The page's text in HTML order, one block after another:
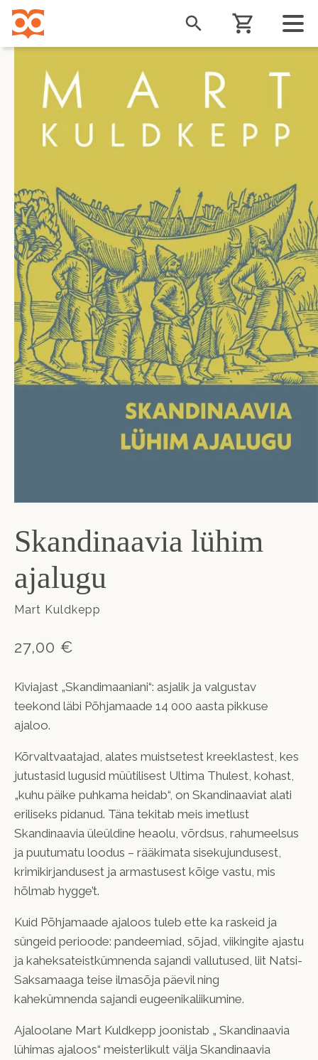
Liigu
edasi
põhisisu
juurde
Skandinaavia lühim
ajalugu
Mart Kuldkepp
27,00 €
Kiviajast „Skandimaaniani“: asjalik ja valgustav
teekond läbi Põhjamaade 14 000 aasta pikkuse
ajaloo.
Kõrvaltvaatajad, alates muistsetest kreeklastest, kes
jutustasid lugusid müütilisest Ultima Thulest, kohast,
„kuhu päike puhkama heidab“, on Skandinaaviat alati
eriliseks pidanud. Täna tekitab meis imetlust
Skandinaavia üleüldine heaolu, võrdsus, rahumeelsus
ja puutumatu loodus – rääkimata sisekujundusest,
krimikirjandusest ja armastusest kõige vastu, mis
hõlmab hygge’t.
Kuid Põhjamaade ajaloos tuleb ette ka raskeid ja
süngeid perioode: pandeemiad, sõjad, viikingite ajastu
ja kaheksateistkümnenda sajandi vallutused, liit Natsi-
Saksamaaga teise ilmasõja päevil ning
kahekümnenda sajandi eugeenikaliikumine.
Ajaloolane Mart Kuldkepp joonistab „ Skandinaavia
lühimas ajaloos“ meisterlikult välja Skandinaavia